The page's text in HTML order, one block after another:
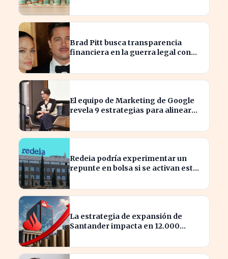
Brad Pitt busca transparencia
financiera en la guerra legal con
El equipo de Marketing de Google
revela 9 estrategias para alinear
Redeia podría experimentar un
repunte en bolsa si se activan estos
La estrategia de expansión de
Santander impacta en 12.000